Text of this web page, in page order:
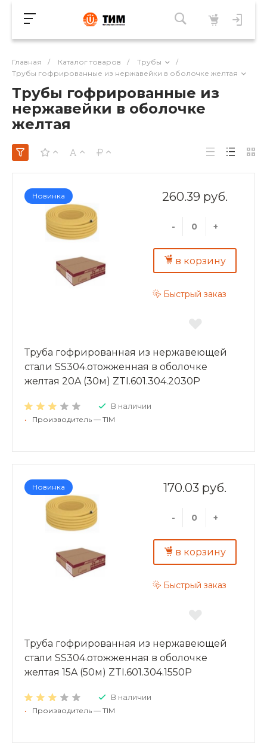
Главная / Каталог товаров / Трубы
/
Трубы гофрированные из нержавейки в оболочке желтая
Трубы гофрированные из
нержавейки в оболочке
желтая
Новинка 260.39 руб.
- +
в корзину
Быстрый заказ
Труба гофрированная из нержавеющей
стали SS304.отожженная в оболочке
желтая 20A (30м) ZTI.601.304.2030P
В наличии
• Производитель — TIM
Новинка 170.03 руб.
- +
в корзину
Быстрый заказ
Труба гофрированная из нержавеющей
стали SS304.отожженная в оболочке
желтая 15A (50м) ZTI.601.304.1550P
В наличии
• Производитель — TIM